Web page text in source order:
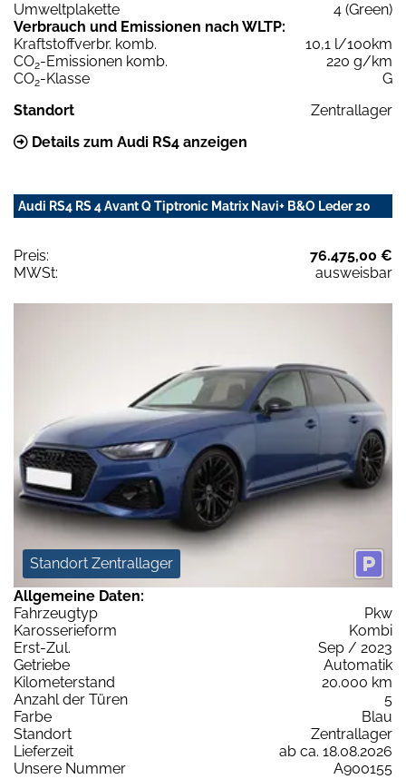
Umweltplakette
4 (Green)
Verbrauch und Emissionen nach WLTP:
Kraftstoffverbr. komb.
10,1 l/100km
CO2-Emissionen komb.
220 g/km
CO2-Klasse
G
Standort
Zentrallager
Details zum Audi RS4 anzeigen
Audi RS4 RS 4 Avant Q Tiptronic Matrix Navi+ B&O Leder 20
Preis:
76.475,00 €
MWSt:
ausweisbar
Standort Zentrallager
Allgemeine Daten:
Fahrzeugtyp
Pkw
Karosserieform
Kombi
Erst-Zul.
Sep / 2023
Getriebe
Automatik
Kilometerstand
20.000 km
Anzahl der Türen
5
Farbe
Blau
Standort
Zentrallager
Lieferzeit
ab ca. 18.08.2026
Unsere Nummer
A900155